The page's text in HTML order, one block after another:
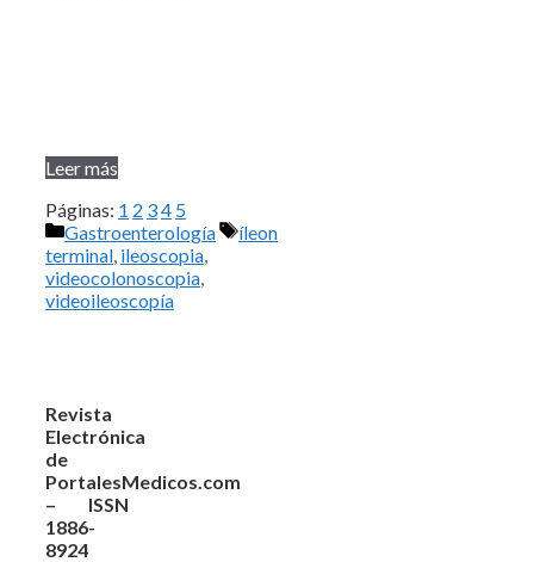
Leer más
Páginas: 1 2 34 5
Categorías
Gastroenterología Etiquetas
íleon
terminal, ileoscopia,
videocolonoscopia,
videoileoscopía
Revista
Electrónica
de
PortalesMedicos.com
– ISSN
1886-
8924